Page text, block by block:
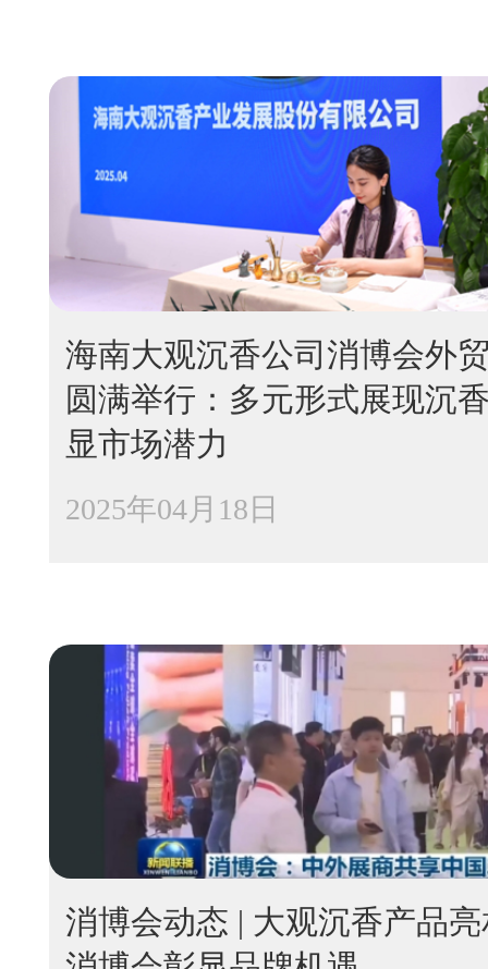
海南大观沉香公司消博会外
圆满举行：多元形式展现沉
显市场潜力
2025年04月18日
消博会动态 | 大观沉香产品